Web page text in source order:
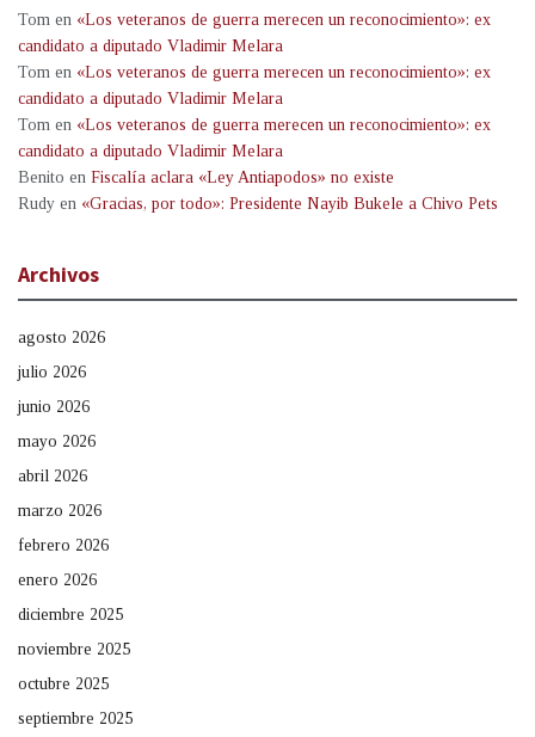
Tom en «Los veteranos de guerra merecen un reconocimiento»: ex
candidato a diputado Vladimir Melara
Tom en «Los veteranos de guerra merecen un reconocimiento»: ex
candidato a diputado Vladimir Melara
Tom en «Los veteranos de guerra merecen un reconocimiento»: ex
candidato a diputado Vladimir Melara
Benito en Fiscalía aclara «Ley Antiapodos» no existe
Rudy en «Gracias, por todo»: Presidente Nayib Bukele a Chivo Pets
Archivos
agosto 2026
julio 2026
junio 2026
mayo 2026
abril 2026
marzo 2026
febrero 2026
enero 2026
diciembre 2025
noviembre 2025
octubre 2025
septiembre 2025